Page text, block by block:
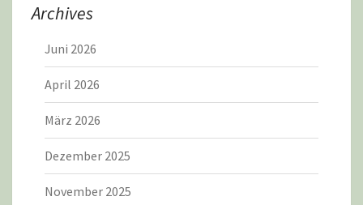
Archives
Juni 2026
April 2026
März 2026
Dezember 2025
November 2025